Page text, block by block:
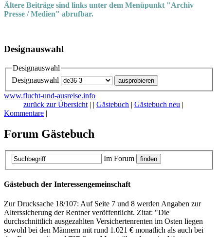
Ältere Beiträge sind links unter dem Menüpunkt "Archiv
Presse / Medien" abrufbar.
Designauswahl
Designauswahl
Designauswahl
www.flucht-und-ausreise.info
zurück zur Übersicht | | Gästebuch | Gästebuch neu |
Kommentare |
Forum Gästebuch
Im Forum
Gästebuch der Interessengemeinschaft
Zur Drucksache 18/107: Auf Seite 7 und 8 werden Angaben zur
Alterssicherung der Rentner veröffentlicht. Zitat: "Die
durchschnittlich ausgezahlten Versichertenrenten im Osten liegen
sowohl bei den Männern mit rund 1.021 € monatlich als auch bei